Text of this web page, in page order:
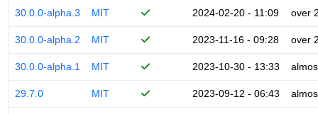
30.0.0-alpha.3 MIT 2024-02-20 - 11:09 over
30.0.0-alpha.2 MIT 2023-11-16 - 09:28 over
30.0.0-alpha.1 MIT 2023-10-30 - 13:33
29.7.0 MIT 2023-09-12 - 06:43